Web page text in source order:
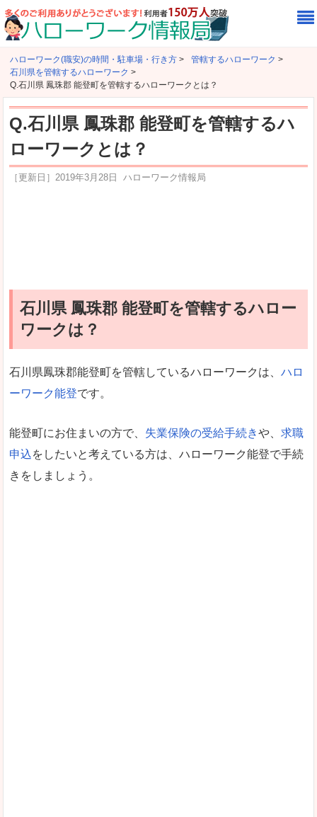
ハローワーク(職安)の時間・駐車場・行き方 > 管轄するハローワーク >
石川県を管轄するハローワーク >
Q.石川県 鳳珠郡 能登町を管轄するハローワークとは？
Q.石川県 鳳珠郡 能登町を管轄するハ
ローワークとは？
［更新日］ 2019年3月28日 ハローワーク情報局
石川県 鳳珠郡 能登町を管轄するハロー
ワークは？
石川県鳳珠郡能登町を管轄しているハローワークは、 ハロ
ーワーク能登です。
能登町にお住まいの方で、 失業保険の受給手続きや、 求職
申込をしたいと考えている方は、ハローワーク能登で手続
きをしましょう。